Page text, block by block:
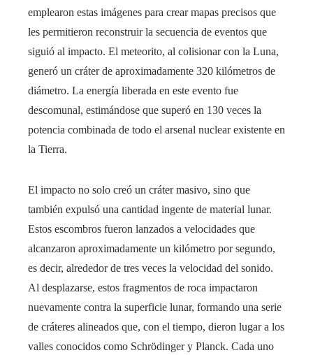
emplearon estas imágenes para crear mapas precisos que
les permitieron reconstruir la secuencia de eventos que
siguió al impacto. El meteorito, al colisionar con la Luna,
generó un cráter de aproximadamente 320 kilómetros de
diámetro. La energía liberada en este evento fue
descomunal, estimándose que superó en 130 veces la
potencia combinada de todo el arsenal nuclear existente en
la Tierra.
El impacto no solo creó un cráter masivo, sino que
también expulsó una cantidad ingente de material lunar.
Estos escombros fueron lanzados a velocidades que
alcanzaron aproximadamente un kilómetro por segundo,
es decir, alrededor de tres veces la velocidad del sonido.
Al desplazarse, estos fragmentos de roca impactaron
nuevamente contra la superficie lunar, formando una serie
de cráteres alineados que, con el tiempo, dieron lugar a los
valles conocidos como Schrödinger y Planck. Cada uno